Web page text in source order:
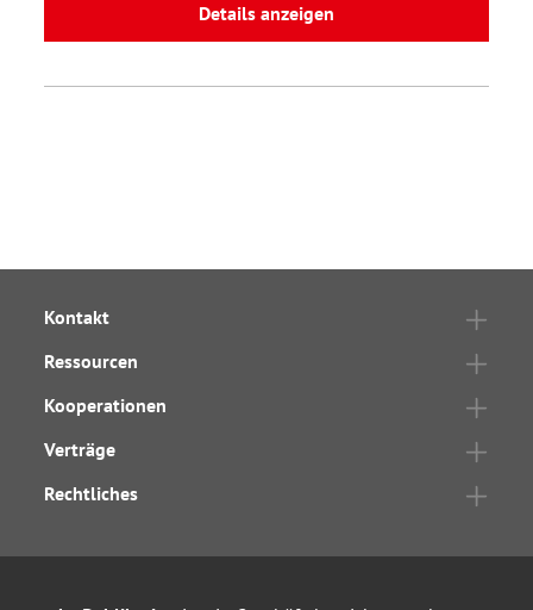
Details anzeigen
Kontakt
Ressourcen
Kooperationen
Verträge
Rechtliches